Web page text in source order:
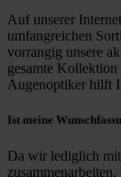
Auf unserer
umfangreichen
vorrangig unsere
gesamte
Augenoptiker hilft
Ist meine
Da wir lediglich mit